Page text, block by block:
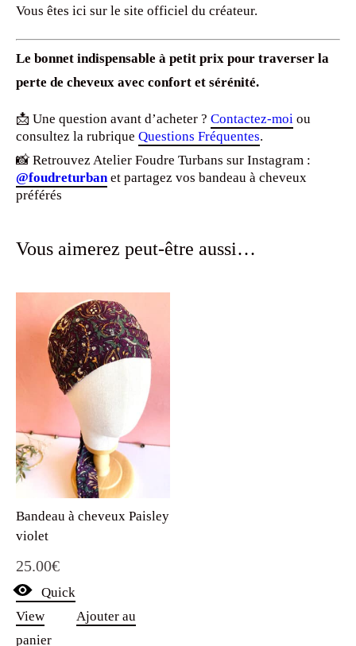
Vous êtes ici sur le site officiel du créateur.
Le bonnet indispensable à petit prix pour traverser la
perte de cheveux avec confort et sérénité.
📩 Une question avant d’acheter ? Contactez-moi ou
consultez la rubrique Questions Fréquentes.
📸 Retrouvez Atelier Foudre Turbans sur Instagram :
@foudreturbanet partagez vos bandeau à cheveux
préférés
Vous aimerez peut-être aussi…
Bandeau à cheveux Paisley
violet
25.00€
Quick
View
Ajouter au
panier